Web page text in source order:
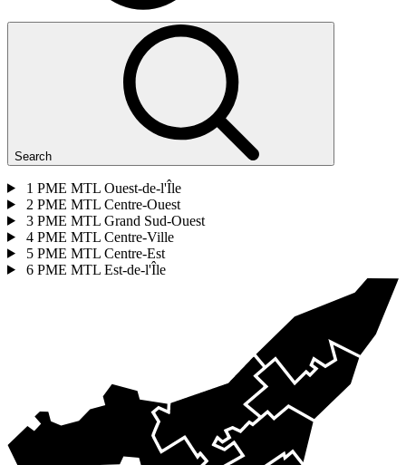
Search
1 PME MTL Ouest-de-l'Île
2 PME MTL Centre-Ouest
3 PME MTL Grand Sud-Ouest
4 PME MTL Centre-Ville
5 PME MTL Centre-Est
6 PME MTL Est-de-l'Île